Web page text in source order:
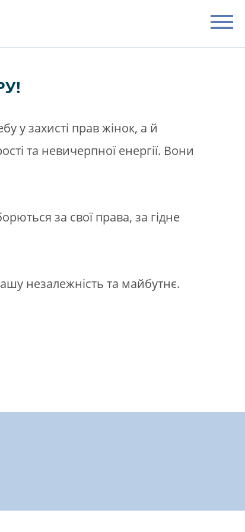
у захисті прав жінок, а й
та невичерпної енергії. Вони
за свої права, за гідне
незалежність та майбутнє.